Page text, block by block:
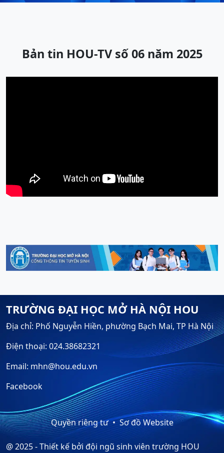
Bản tin HOU-TV số 06 năm 2025
TRƯỜNG ĐẠI HỌC MỞ HÀ NỘI HOU
Địa chỉ: Phố Nguyễn Hiền, phường Bạch Mai, TP Hà Nội
Điện thoại: 024.38682321
Email: mhn@hou.edu.vn
Facebook
Quyền riêng tư Sơ đồ Website
@ 2025 - Thiết kế bởi đội ngũ sinh viên trường HOU